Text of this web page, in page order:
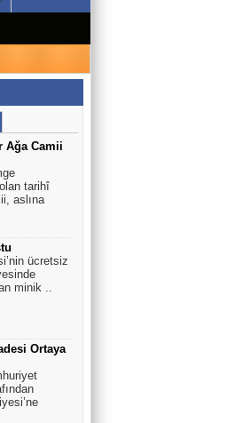
Ağa Camii
tarihî
aslına
ücretsiz
minik ..
Ortaya